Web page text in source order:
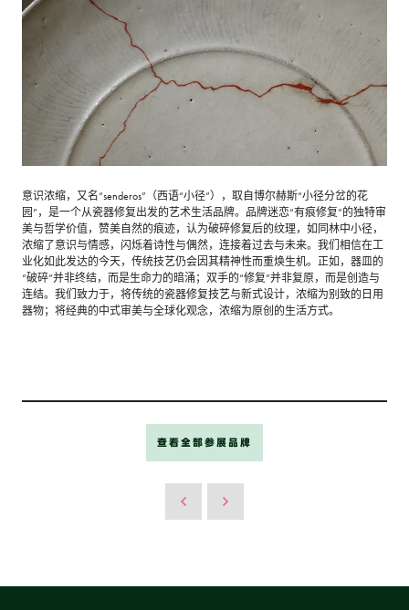
意识浓缩，又名“senderos”（西语“小径”），取自博尔赫斯“小径分岔的花
园”，是一个从瓷器修复出发的艺术生活品牌。品牌迷恋“有痕修复”的独特审
美与哲学价值，赞美自然的痕迹，认为破碎修复后的纹理，如同林中小径，
浓缩了意识与情感，闪烁着诗性与偶然，连接着过去与未来。我们相信在工
业化如此发达的今天，传统技艺仍会因其精神性而重焕生机。正如，器皿的
“破碎”并非终结，而是生命力的暗涌；双手的“修复”并非复原，而是创造与
连结。我们致力于，将传统的瓷器修复技艺与新式设计，浓缩为别致的日用
器物；将经典的中式审美与全球化观念，浓缩为原创的生活方式。
查看全部参展品牌